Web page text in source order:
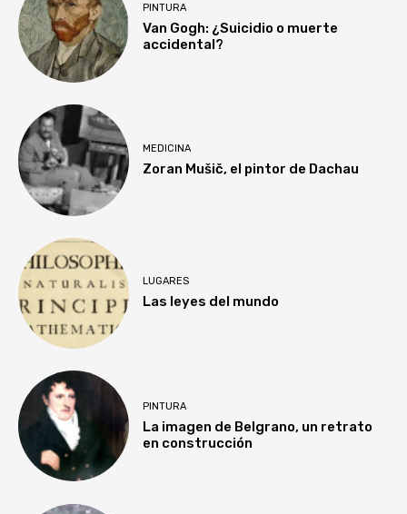
PINTURA
Van Gogh: ¿Suicidio o muerte
accidental?
MEDICINA
Zoran Mušič, el pintor de Dachau
LUGARES
Las leyes del mundo
PINTURA
La imagen de Belgrano, un retrato
en construcción